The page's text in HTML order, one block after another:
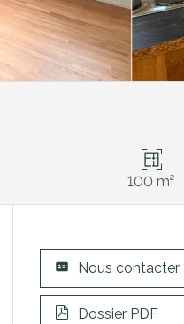
100 m²
Nous contacter
Dossier PDF